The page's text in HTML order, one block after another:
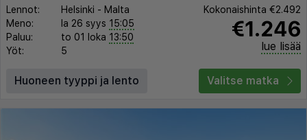
Lennot: Helsinki - Malta
Meno:
la 26 syys 15:05
Paluu:
to 01 loka 13:50
Yöt:
5
Kokonaishinta €2.492
€1.246
lue lisää
Huoneen tyyppi ja lento Valitse matka